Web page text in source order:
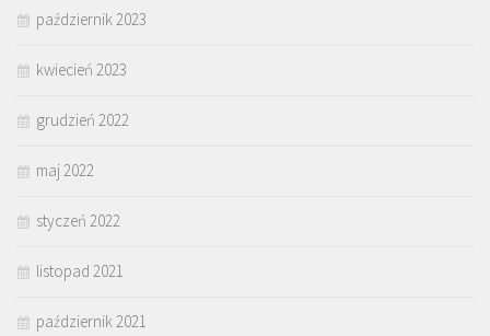
październik 2023
kwiecień 2023
grudzień 2022
maj 2022
styczeń 2022
listopad 2021
październik 2021